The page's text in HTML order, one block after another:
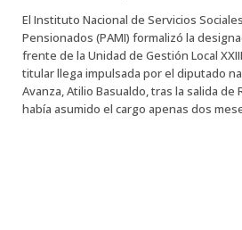
El Instituto Nacional de Servicios
Pensionados (PAMI) formalizó la
frente de la Unidad de Gestión Local
titular llega impulsada por el diputado
Avanza, Atilio Basualdo, tras la salida de
había asumido el cargo apenas dos